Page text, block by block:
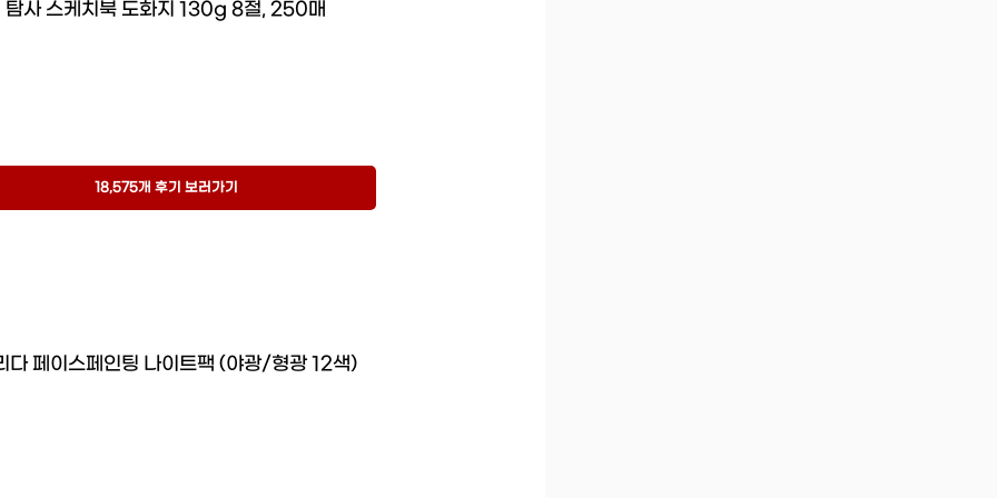
탐사 스케치북 도화지 130g 8절, 250매
18,575개 후기 보러가기
다 페이스페인팅 나이트팩 (야광/형광 12색)